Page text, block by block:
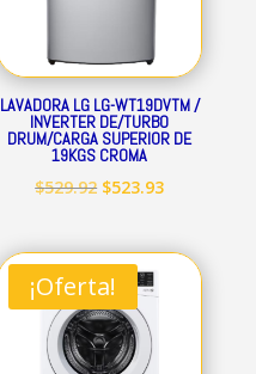
LAVADORA LG LG-WT19DVTM /
INVERTER DE/TURBO
DRUM/CARGA SUPERIOR DE
19KGS CROMA
$529.92 El
original
era:
$529.92.
$523.93El
actual
¡Oferta!